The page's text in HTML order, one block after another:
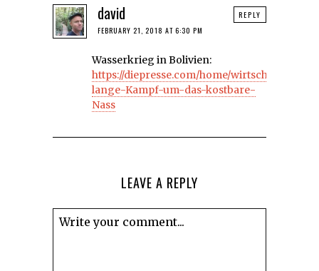
david
FEBRUARY 21, 2018 AT 6:30 PM
Wasserkrieg in Bolivien:
https://diepresse.com/home/wirtschaft/
lange-Kampf-um-das-kostbare-
Nass
REPLY
LEAVE A REPLY